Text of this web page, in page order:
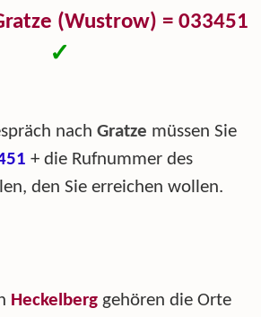
(Wustrow) = 033451
✓
nachGratze müssen Sie
+ die Rufnummer des
den Sie erreichen wollen.
Heckelberg gehören die Orte